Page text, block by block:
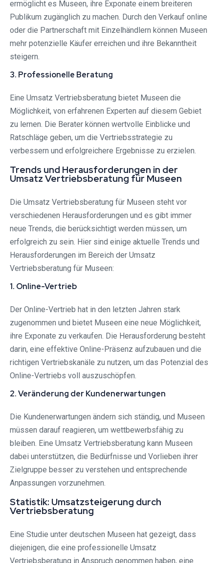
ermöglicht es Museen, ihre Exponate einem breiteren
Publikum zugänglich zu machen. Durch den Verkauf online
oder die Partnerschaft mit Einzelhändlern können Museen
mehr potenzielle Käufer erreichen und ihre Bekanntheit
steigern.
3. Professionelle Beratung
Eine Umsatz Vertriebsberatung bietet Museen die
Möglichkeit, von erfahrenen Experten auf diesem Gebiet
zu lernen. Die Berater können wertvolle Einblicke und
Ratschläge geben, um die Vertriebsstrategie zu
verbessern und erfolgreichere Ergebnisse zu erzielen.
Trends und Herausforderungen in der
Umsatz Vertriebsberatung für Museen
Die Umsatz Vertriebsberatung für Museen steht vor
verschiedenen Herausforderungen und es gibt immer
neue Trends, die berücksichtigt werden müssen, um
erfolgreich zu sein. Hier sind einige aktuelle Trends und
Herausforderungen im Bereich der Umsatz
Vertriebsberatung für Museen:
1. Online-Vertrieb
Der Online-Vertrieb hat in den letzten Jahren stark
zugenommen und bietet Museen eine neue Möglichkeit,
ihre Exponate zu verkaufen. Die Herausforderung besteht
darin, eine effektive Online-Präsenz aufzubauen und die
richtigen Vertriebskanäle zu nutzen, um das Potenzial des
Online-Vertriebs voll auszuschöpfen.
2. Veränderung der Kundenerwartungen
Die Kundenerwartungen ändern sich ständig, und Museen
müssen darauf reagieren, um wettbewerbsfähig zu
bleiben. Eine Umsatz Vertriebsberatung kann Museen
dabei unterstützen, die Bedürfnisse und Vorlieben ihrer
Zielgruppe besser zu verstehen und entsprechende
Anpassungen vorzunehmen.
Statistik: Umsatzsteigerung durch
Vertriebsberatung
Eine Studie unter deutschen Museen hat gezeigt, dass
diejenigen, die eine professionelle Umsatz
Vertriebsberatung in Anspruch genommen haben, eine